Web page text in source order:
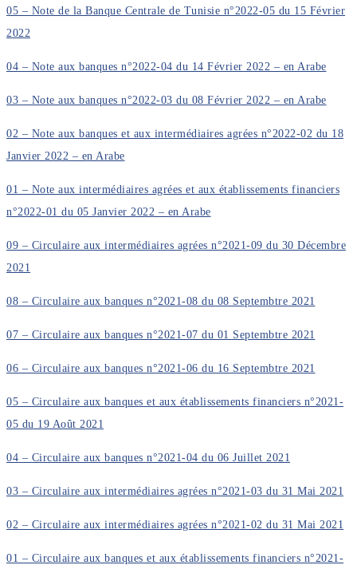
05 – Note de la Banque Centrale de Tunisie n°2022-05 du 15 Février
2022
04 – Note aux banques n°2022-04 du 14 Février 2022 – en Arabe
03 – Note aux banques n°2022-03 du 08 Février 2022 – en Arabe
02 – Note aux banques et aux intermédiaires agrées n°2022-02 du 18
Janvier 2022 – en Arabe
01 – Note aux intermédiaires agrées et aux établissements financiers
n°2022-01 du 05 Janvier 2022 – en Arabe
09 – Circulaire aux intermédiaires agrées n°2021-09 du 30 Décembre
2021
08 – Circulaire aux banques n°2021-08 du 08 Septembtre 2021
07 – Circulaire aux banques n°2021-07 du 01 Septembtre 2021
06 – Circulaire aux banques n°2021-06 du 16 Septembtre 2021
05 – Circulaire aux banques et aux établissements financiers n°2021-
05 du 19 Août 2021
04 – Circulaire aux banques n°2021-04 du 06 Juillet 2021
03 – Circulaire aux intermédiaires agrées n°2021-03 du 31 Mai 2021
02 – Circulaire aux intermédiaires agrées n°2021-02 du 31 Mai 2021
01 – Circulaire aux banques et aux établissements financiers n°2021-